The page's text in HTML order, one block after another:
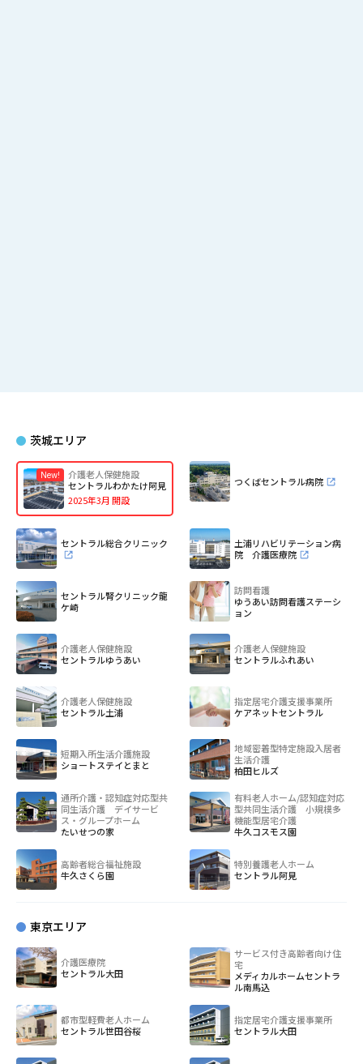
茨城エリア
介護老人保健施設
セントラルわかたけ阿見
2025年3月 開設
つくばセントラル病院
セントラル総合クリニック
土浦リハビリテーション病
院 介護医療院
セントラル腎クリニック龍
ケ崎
訪問看護
ゆうあい訪問看護ステーシ
ョン
介護老人保健施設
セントラルゆうあい
介護老人保健施設
セントラルふれあい
介護老人保健施設
セントラル土浦
指定居宅介護支援事業所
ケアネットセントラル
短期入所生活介護施設
ショートステイとまと
地域密着型特定施設入居者
生活介護
柏田ヒルズ
通所介護・認知症対応型共
同生活介護 デイサービ
ス・グループホーム
たいせつの家
有料老人ホーム/認知症対応
型共同生活介護 小規模多
機能型居宅介護
牛久コスモス園
高齢者総合福祉施設
牛久さくら園
特別養護老人ホーム
セントラル阿見
東京エリア
介護医療院
セントラル大田
サービス付き高齢者向け住
宅
メディカルホームセントラ
ル南馬込
都市型軽費老人ホーム
セントラル世田谷桜
指定居宅介護支援事業所
セントラル大田